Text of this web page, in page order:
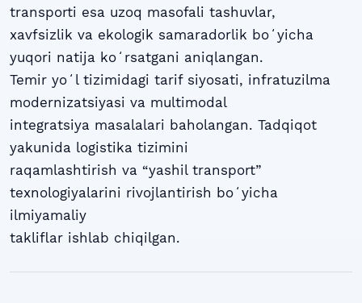
transporti esa uzoq masofali tashuvlar,
xavfsizlik va ekologik samaradorlik boʻyicha
yuqori natija koʻrsatgani aniqlangan.
Temir yoʻl tizimidagi tarif siyosati, infratuzilma
modernizatsiyasi va multimodal
integratsiya masalalari baholangan. Tadqiqot
yakunida logistika tizimini
raqamlashtirish va “yashil transport”
texnologiyalarini rivojlantirish boʻyicha
ilmiyamaliy
takliflar ishlab chiqilgan.